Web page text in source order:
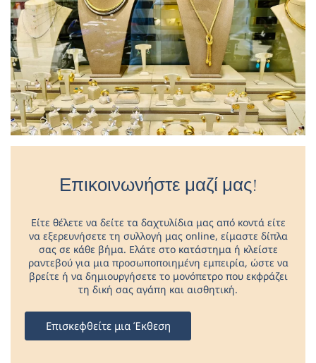
Επικοινωνήστε μαζί μας!
Είτε θέλετε να δείτε τα δαχτυλίδια μας από κοντά είτε
να εξερευνήσετε τη συλλογή μας online, είμαστε δίπλα
σας σε κάθε βήμα. Ελάτε στο κατάστημα ή κλείστε
ραντεβού για μια προσωποποιημένη εμπειρία, ώστε να
βρείτε ή να δημιουργήσετε το μονόπετρο που εκφράζει
τη δική σας αγάπη και αισθητική.
Επισκεφθείτε μια Έκθεση